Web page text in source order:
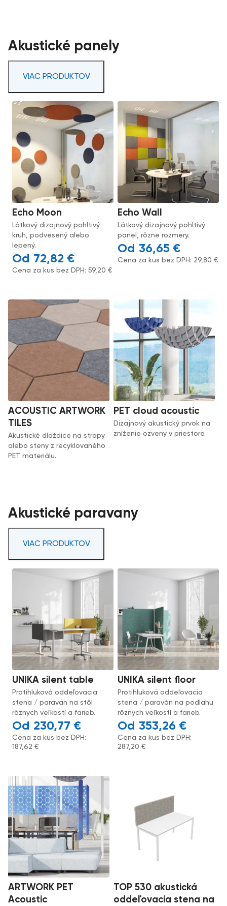
Akustické panely
VIAC PRODUKTOV
Echo Moon
Látkový dizajnový pohltivý
kruh, podvesený alebo
lepený.
72,82 €
Cena za kus bez DPH:59,20€
Echo Wall
Látkový dizajnový pohltivý
panel, rôzne rozmery.
36,65 €
Cena za kus bez DPH: 29,80€
ACOUSTIC ARTWORK
TILES
Akustické dlaždice na stropy
alebo steny z recyklovaného
PET materiálu.
PET cloud acoustic
Dizajnový akustický prvok na
zníženie ozveny v priestore.
Akustické paravany
VIAC PRODUKTOV
UNIKA silent table
Protihluková oddeľovacia
stena / paraván na stôl
rôznych veľkostí a farieb.
230,77 €
Cena za kus bez DPH:
187,62€
UNIKA silent floor
Protihluková oddeľovacia
stena / paraván na podlahu
rôznych veľkostí a farieb.
353,26 €
Cena za kus bez DPH:
287,20€
ARTWORK PET
Acoustic
TOP 530 akustická
oddeľovacia stena na